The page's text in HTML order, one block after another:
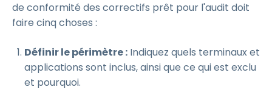
de conformité des correctifs prêt pour l'audit doit
faire cinq choses :
Définir le périmètre : Indiquez quels terminaux et
applications sont inclus, ainsi que ce qui est exclu
et pourquoi.